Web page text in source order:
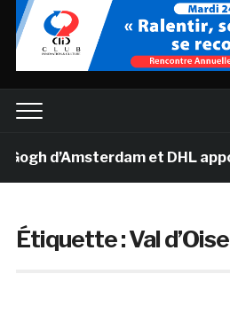
d’Amsterdam et DHL
Étiquette :Val